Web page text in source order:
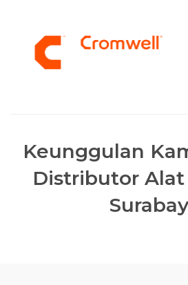
Keunggulan
Distributor Alat